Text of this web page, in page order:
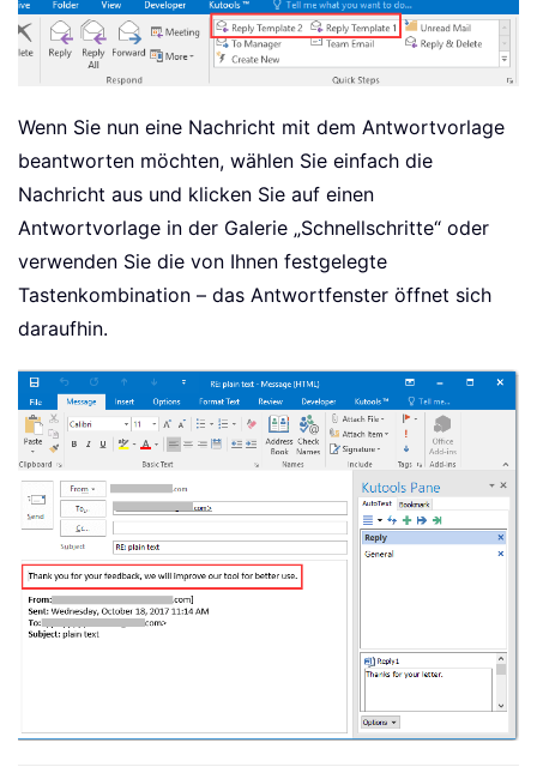
Wenn Sie nun eine Nachricht mit dem Antwortvorlage
beantworten möchten, wählen Sie einfach die
Nachricht aus und klicken Sie auf einen
Antwortvorlage in der Galerie „Schnellschritte“ oder
verwenden Sie die von Ihnen festgelegte
Tastenkombination – das Antwortfenster öffnet sich
daraufhin.